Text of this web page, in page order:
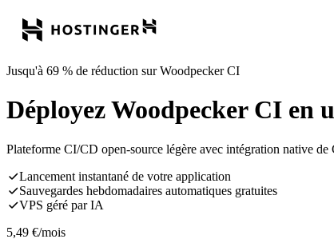
Jusqu'à 69 % de réduction sur Woodpecker CI
Déployez Woodpecker CI en
Plateforme CI/CD open-source légère avec intégration native
Lancement instantané de votre application
Sauvegardes hebdomadaires automatiques gratuites
VPS géré par IA
5,49 €/mois